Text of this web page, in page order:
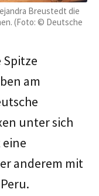
Breustedt die
(Foto: © Deutsche
Spitze
am
unter sich
anderem mit